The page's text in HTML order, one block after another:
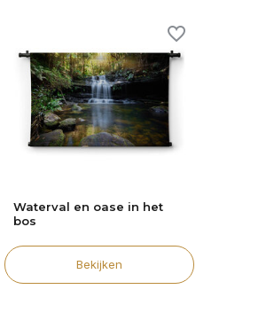
Waterval en oase in het
bos
Bekijken